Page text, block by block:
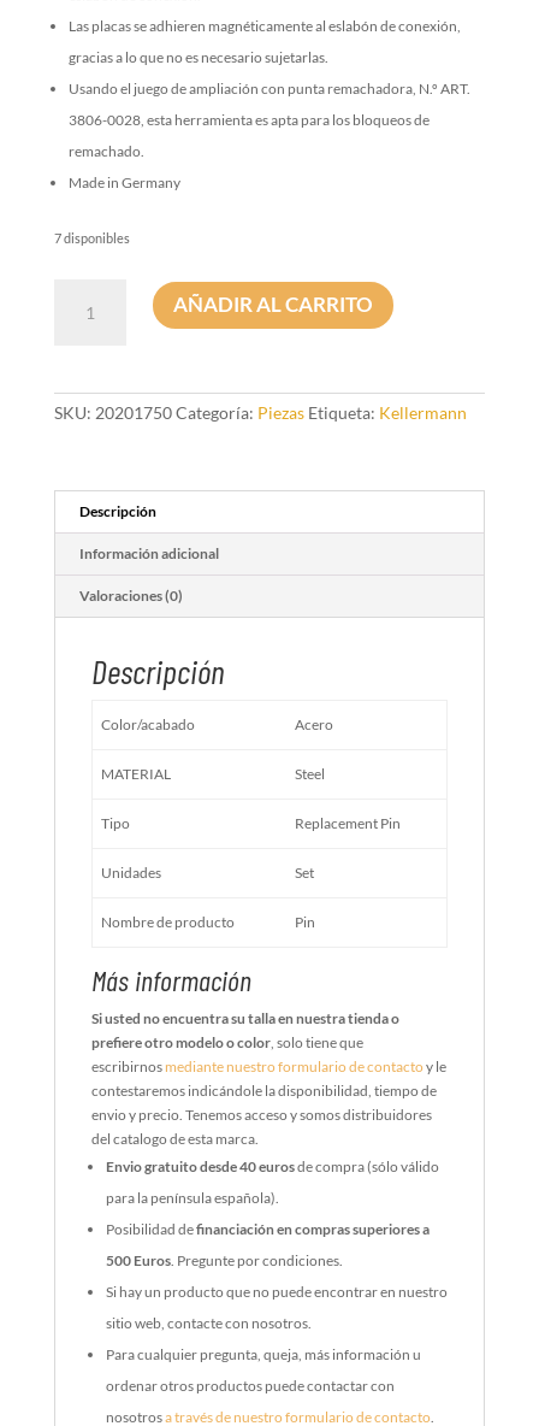
Las placas se adhieren magnéticamente al eslabón de conexión,
gracias a lo que no es necesario sujetarlas.
Usando el juego de ampliación con punta remachadora, N.º ART.
3806-0028, esta herramienta es apta para los bloqueos de
remachado.
Made in Germany
7 disponibles
Kellermann
AÑADIR AL CARRITO
SKU: 20201750Categoría: Piezas Etiqueta: Kellermann
Descripción
Información adicional
Valoraciones (0)
Descripción
Color/acabado Acero
MATERIAL Steel
Tipo Replacement Pin
Unidades Set
Nombre de producto Pin
Más información
Si usted no encuentra su talla en nuestra tienda o
prefiere otro modelo o color, solo tiene que
escribirnos mediante nuestro formulario de contactoy le
contestaremos indicándole la disponibilidad, tiempo de
envio y precio. Tenemos acceso y somos distribuidores
del catalogo de esta marca.
Envio gratuito desde 40 eurosde compra (sólo válido
para la península española).
Posibilidad definanciación en compras superiores a
500 Euros. Pregunte por condiciones.
Si hay un producto que no puede encontrar en nuestro
sitio web, contacte con nosotros.
Para cualquier pregunta, queja, más información u
ordenar otros productos puede contactar con
nosotrosa través de nuestro formulario de contacto.